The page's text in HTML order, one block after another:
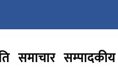
समाचार सम्पादकीय